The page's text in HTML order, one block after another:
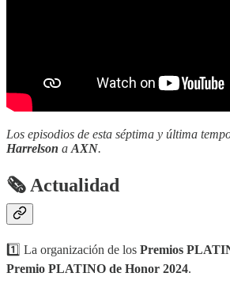
Los episodios de esta séptima y última
Harrelson a AXN.
🗞 Actualidad
1️⃣ La organización de los Premios
Premio PLATINO de Honor 2024.